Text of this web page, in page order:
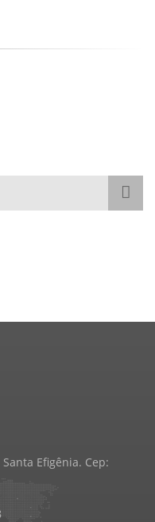
Efigênia. Cep: